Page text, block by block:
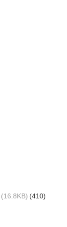
(16.8KB) (410)